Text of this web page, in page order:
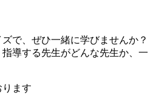
で、ぜひ一緒に学びませんか？
導する先生がどんな先生か、一
ます